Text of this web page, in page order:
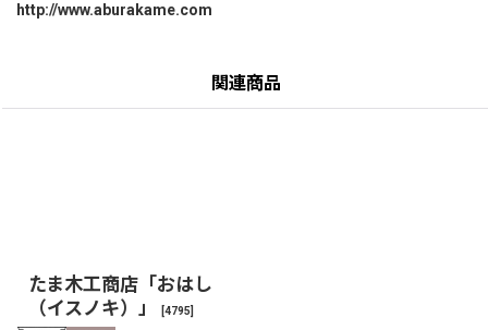
http://www.aburakame.com
関連商品
たま木工商店「おはし
（イスノキ）」
[4795]